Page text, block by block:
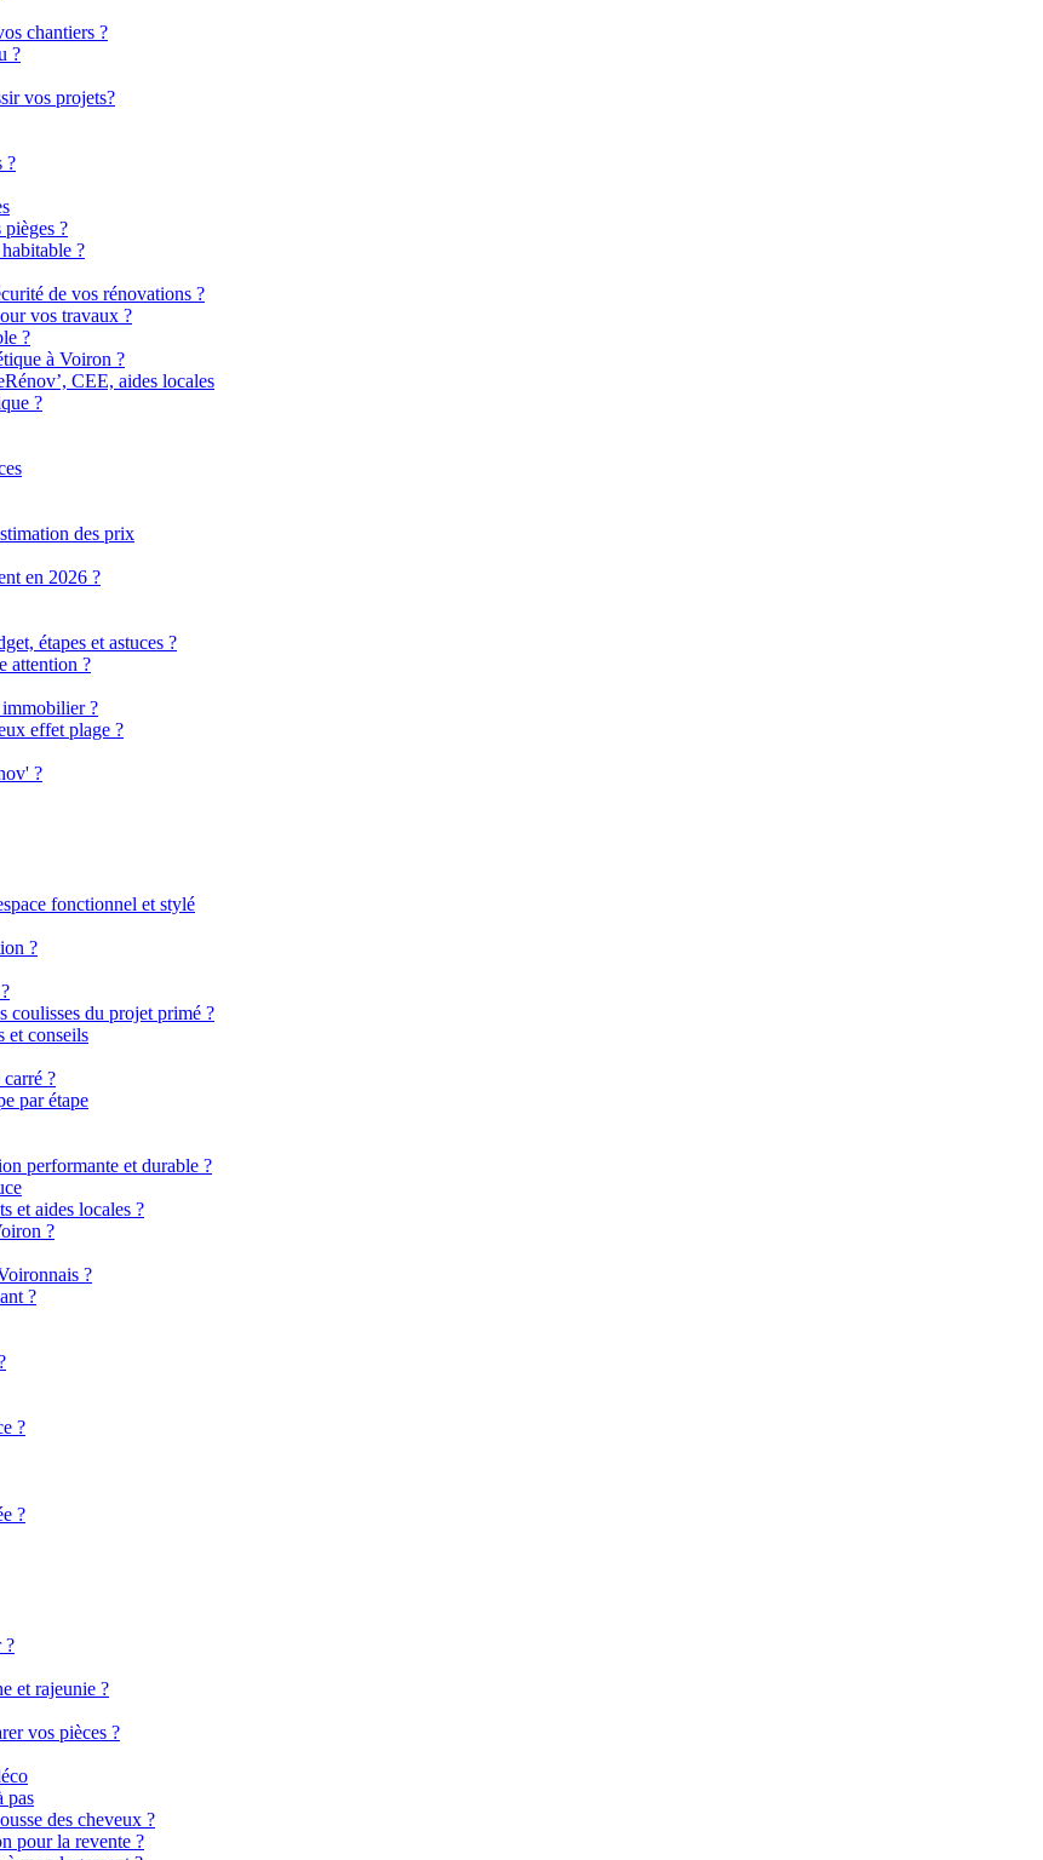
chantiers ?
?
vos projets?
?
?
?
de vos rénovations ?
vos travaux ?
?
à Voiron ?
CEE, aides locales
?
des prix
en 2026 ?
étapes et astuces ?
attention ?
?
effet plage ?
?
fonctionnel et stylé
?
coulisses du projet primé ?
et conseils
?
par étape
performante et durable ?
et aides locales ?
?
?
?
?
?
?
et rajeunie ?
vos pièces ?
pas
des cheveux ?
pour la revente ?